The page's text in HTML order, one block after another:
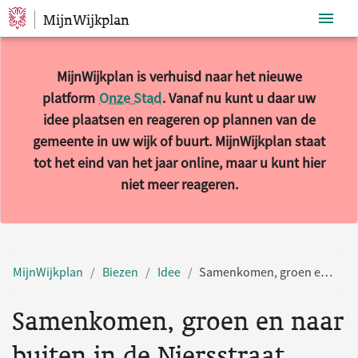
Sla navigatie over
MijnWijkplan
MijnWijkplan is verhuisd naar het nieuwe
platform Onze Stad. Vanaf nu kunt u daar uw
idee plaatsen en reageren op plannen van de
gemeente in uw wijk of buurt. MijnWijkplan staat
tot het eind van het jaar online, maar u kunt hier
niet meer reageren.
MijnWijkplan Biezen Idee Samenkomen, groen en naar buiten in de Niersstraat
Samenkomen, groen en naar